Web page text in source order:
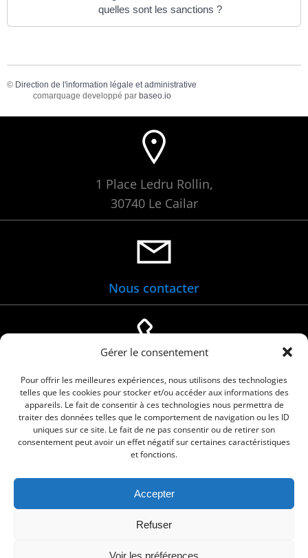
Gérer le consentement
Pour offrir les meilleures expériences, nous utilisons des technologies
telles que les cookies pour stocker et/ou accéder aux informations des
appareils. Le fait de consentir à ces technologies nous permettra de
traiter des données telles que le comportement de navigation ou les ID
uniques sur ce site. Le fait de ne pas consentir ou de retirer son
consentement peut avoir un effet négatif sur certaines caractéristiques
et fonctions.
Accepter
Refuser
Voir les préférences
quelles sont les sanctions ?
© Direction de l'information légale et administrative
comarquage developpé par baseo.io
1 Place Ledru Rollin,
30740 Le Cailar
Nous contacter
04 66 88 01 05
© 2026 Commune de Le Cailar. Service proposé